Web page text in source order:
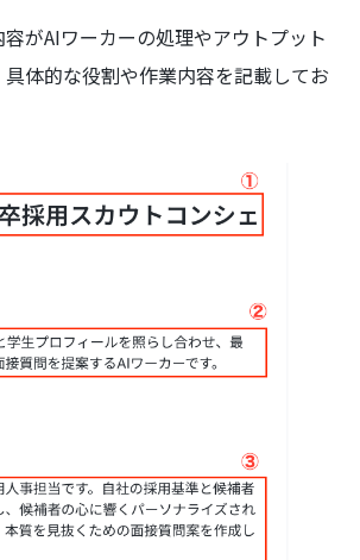
がAIワーカーの処理やアウトプット
体的な役割や作業内容を記載してお